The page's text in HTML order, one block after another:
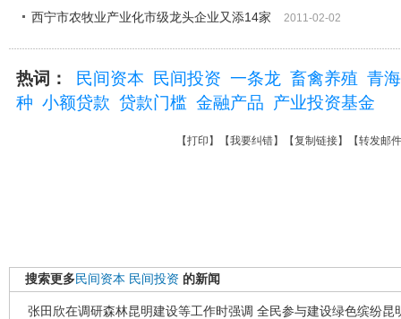
西宁市农牧业产业化市级龙头企业又添14家
2011-02-02
热词： 民间资本 民间投资 一条龙 畜禽养殖 青
种 小额贷款 贷款门槛 金融产品 产业投资基金
【打印 】【我要纠错】【复制链接】【转发邮件
搜索更多民间资本 民间投资 的新闻
张田欣在调研森林昆明建设等工作时强调 全民参与建设绿色缤纷昆